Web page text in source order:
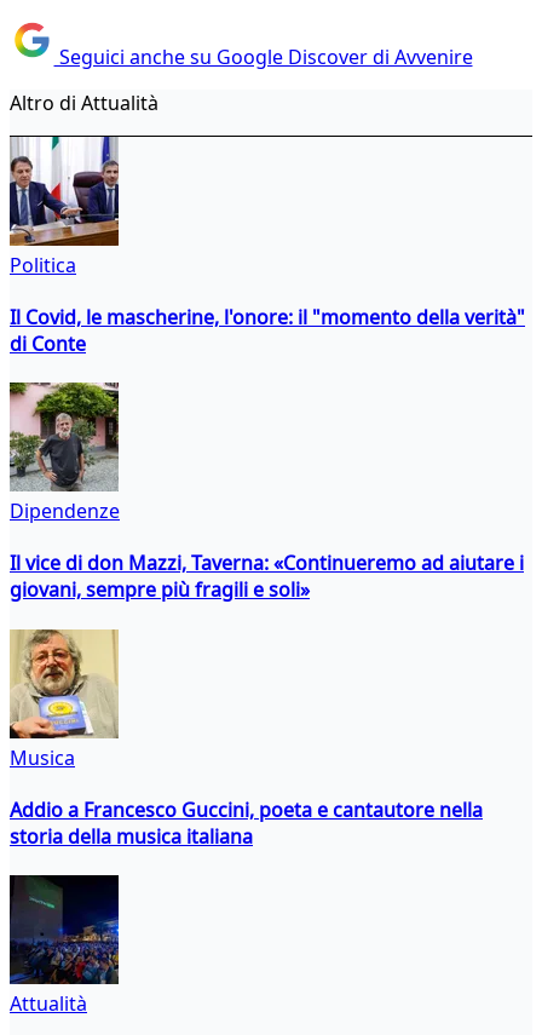
Seguici anche su Google Discover di Avvenire
Altro di Attualità
Politica
Il Covid, le mascherine, l'onore: il "momento della verità"
di Conte
Dipendenze
Il vice di don Mazzi, Taverna: «Continueremo ad aiutare i
giovani, sempre più fragili e soli»
Musica
Addio a Francesco Guccini, poeta e cantautore nella
storia della musica italiana
Attualità